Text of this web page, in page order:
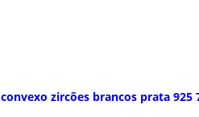
zircões brancos prata 925